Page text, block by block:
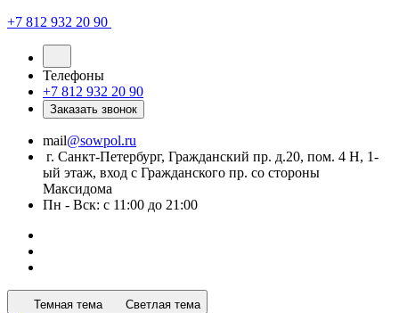
+7 812 932 20 90
Телефоны
+7 812 932 20 90
Заказать звонок
mail@sowpol.ru
г. Санкт-Петербург, Гражданский пр. д.20, пом. 4 Н, 1-
ый этаж, вход с Гражданского пр. со стороны
Максидома
Пн - Вск: с 11:00 до 21:00
Темная тема Светлая тема